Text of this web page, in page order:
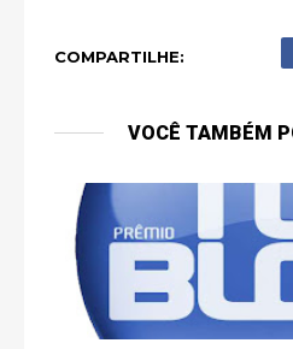
COMPARTILHE:
VOCÊ TAMBÉM